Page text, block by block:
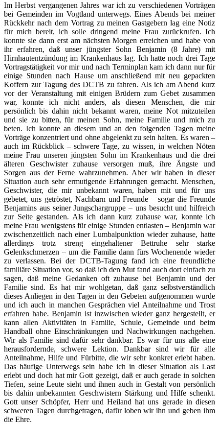
Im Herbst vergangenen Jahres war ich zu verschiedenen Vorträgen
bei Gemeinden im Vogtland unterwegs. Eines Abends bei meiner
Rückkehr nach dem Vortrag zu meinen Gastgebern lag eine Notiz
für mich bereit, ich solle dringend meine Frau zurückrufen. Ich
konnte sie dann erst am nächsten Morgen erreichen und habe von
ihr erfahren, daß unser jüngster Sohn Benjamin (8 Jahre) mit
Hirnhautentzündung im Krankenhaus lag. Ich hatte noch drei Tage
Vortragstätigkeit vor mir und nach Terminplan kam ich dann nur für
einige Stunden nach Hause um anschließend mit neu gepackten
Koffern zur Tagung des DCTB zu fahren. Als ich am Abend kurz
vor der Veranstaltung mit einigen Brüdern zum Gebet zusammen
war, konnte ich nicht anders, als diesen Menschen, die mir
persönlich bis dahin nicht bekannt waren, meine Not mitzuteilen
und sie zu bitten, für meinen Sohn, meine Familie und mich zu
beten. Ich konnte an diesem und an den folgenden Tagen meine
Vorträge konzentriert und ohne abgelenkt zu sein halten. Es waren –
auch im Rückblick – schwere Tage, zu wissen, in welchen Nöten
meine Frau unseren jüngsten Sohn im Krankenhaus und die drei
älteren Geschwister zuhause versorgen muß, ihre Ängste und
Sorgen aus der Ferne wahrzunehmen. Aber wir haben in dieser
Situation auch sehr ermutigende Erfahrungen gemacht. Menschen,
Geschwister, die mir unbekannt waren, haben mit und für uns
gebetet, uns getröstet, Nachbarn und Freunde – sogar die Freunde
Benjamins aus seiner Jungschargruppe – uns besucht und hilfreich
zur Seite gestanden. Als ich dann kurz zuhause war, konnte ich
meine Frau wenigstens für einige Stunden entlasten – Benjamin war
zwischenzeitlich nach einer Lumbalpunktion wieder zuhause, hatte
allerdings trotz streng eingehaltener Bettruhe sehr starke
Gelenkschmerzen – um die Familie dann fürs Wochenende wieder
zu verlassen. Bei der DCTB-Tagung fand ich eine freundliche
familiäre Situation vor, so daß ich den Mut fand auch dort einfach zu
sagen, daß meine Gedanken oft zuhause bei Benjamin und der
Familie sind. Es hat mir wohlgetan, daß ganz selbstverständlich
dieses Anliegen in den Tagen in den Gebeten aufgenommen wurde
und ich auch in manchen Gesprächen viel Anteilnahme und Trost
erfahren habe. Benjamin ist inzwischen wieder ganz hergestellt, er
kann allen Aktivitäten in Familie, Schule, Gemeinde und beim
Handball ohne Einschränkungen und Nachwirkungen nachgehen.
Wir als Familie sind dafür sehr dankbar. Es war für uns alle eine
herausfordernde, schwere Lektion. Dankbar sind wir für alle
Anteilnahme, Hilfe und Fürbitte, die wir sehr konkret erlebt haben.
Das häufige Unterwegs sein habe ich in dieser Situation als Last
erlebt und doch hat mir Gott gezeigt, daß er auch gerade in solchen
Tiefen, seine Leute sieht und ihnen auch in Gestalt von persönlich
bis dahin unbekannten Geschwistern Stärkung und Hilfe schenkt.
Gott unser Schöpfer, Herr und Heiland hat uns gerade in diesen
schweren Tagen durchgetragen, dafür loben wir ihn und geben ihm
die Ehre.